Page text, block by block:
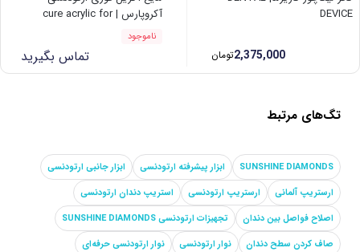
DEVICE
2,375,000تومان
آکروپارس | cure acrylic for
orthodontic
ناموجود
تماس بگیرید
تگ‌های مرتبط
SUNSHINE DIAMONDS ابزار پیشرفته ارتودنسی
ابزار جانبی ارتودنسی
ارستریپ آلمانی
ارستریپ ارتودنسی
استریپ دندان ارتودنسی
اصلاح فواصل بین دندان
تجهیزات ارتودنسی SUNSHINE DIAMONDS
صاف کردن سطح دندان
نوار ارتودنسی
نوار ارتودنسی حرفه‌ای